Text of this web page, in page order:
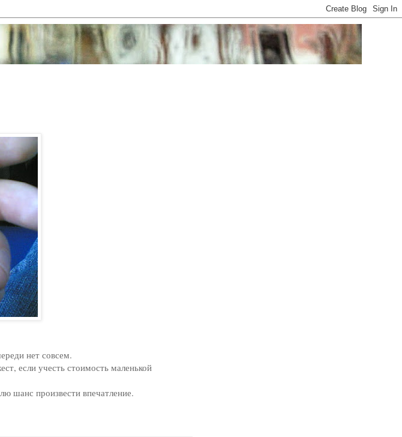
нет совсем.
если учесть стоимость маленькой
шанс произвести впечатление.